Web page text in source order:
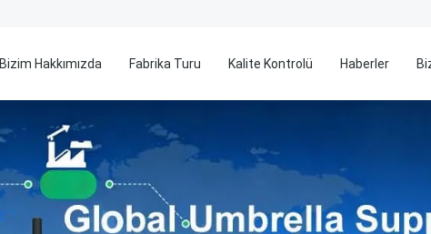
Bizim Hakkımızda Fabrika Turu Kalite Kontrolü Haberler